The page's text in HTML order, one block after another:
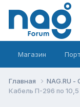
Магазин
Главная NAG.RU
Кабель П-296 по